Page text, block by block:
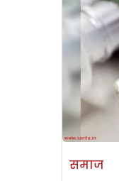
समाज